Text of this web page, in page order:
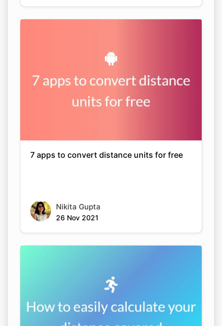
7 apps to convert distance units for free
Nikita Gupta
26 Nov 2021